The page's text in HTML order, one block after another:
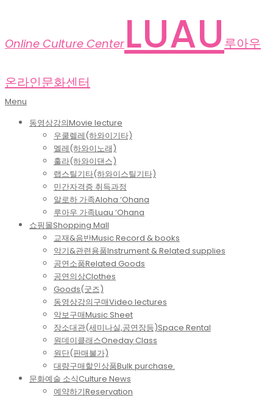
Online Culture Center LUAU 루아우
온라인문화센터
Primary
Menu
Menu
동영상강의Movie lecture
우쿨렐레(하와이기타)
멜레(하와이노래)
훌라(하와이댄스)
랩스틸기타(하와이스틸기타)
민간자격증 취득과정
알로하 가족Aloha ‘Ohana
루아우 가족Luau ‘Ohana
쇼핑몰Shopping Mall
교재&음반Music Record & books
악기&관련용품Instrument & Related supplies
공연소품Related Goods
공연의상Clothes
Goods(굿즈)
동영상강의구매Video lectures
악보구매Music Sheet
장소대관(세미나실,공연장등)Space Rental
원데이클래스Oneday Class
원단(판매불가)
대량구매할인상품Bulk purchase.
문화예술 소식Culture News
예약하기Reservation